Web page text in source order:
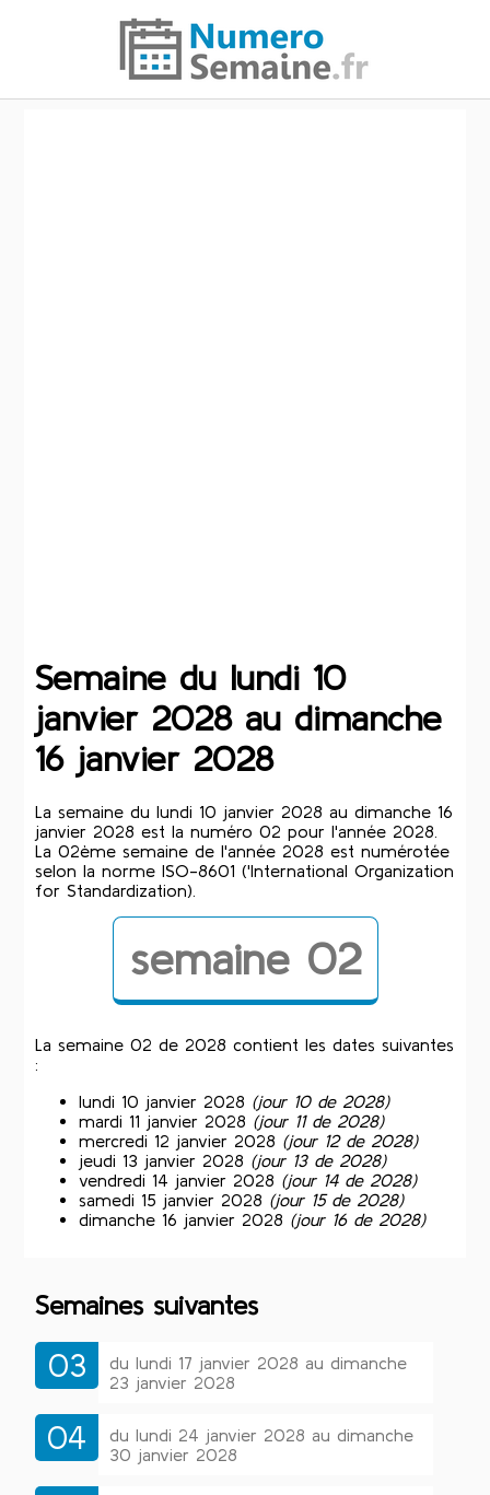
Semaine du lundi 10
janvier 2028 au dimanche
16 janvier 2028
La semaine du lundi 10 janvier 2028 au dimanche 16
janvier 2028 est la numéro 02 pour l'année 2028.
La 02ème semaine de l'année 2028 est numérotée
selon la norme ISO-8601 ('International Organization
for Standardization).
semaine 02
La semaine 02 de 2028 contient les dates suivantes
:
lundi 10 janvier 2028 (jour 10 de 2028)
mardi 11 janvier 2028 (jour 11 de 2028)
mercredi 12 janvier 2028 (jour 12 de 2028)
jeudi 13 janvier 2028 (jour 13 de 2028)
vendredi 14 janvier 2028 (jour 14 de 2028)
samedi 15 janvier 2028 (jour 15 de 2028)
dimanche 16 janvier 2028 (jour 16 de 2028)
Semaines suivantes
03
du lundi 17 janvier 2028 au dimanche
23 janvier 2028
04
du lundi 24 janvier 2028 au dimanche
30 janvier 2028